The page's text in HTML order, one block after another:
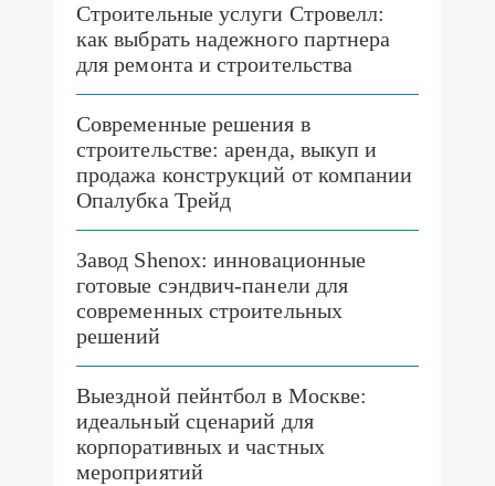
Строительные услуги Стровелл:
как выбрать надежного партнера
для ремонта и строительства
Современные решения в
строительстве: аренда, выкуп и
продажа конструкций от компании
Опалубка Трейд
Завод Shenox: инновационные
готовые сэндвич-панели для
современных строительных
решений
Выездной пейнтбол в Москве:
идеальный сценарий для
корпоративных и частных
мероприятий